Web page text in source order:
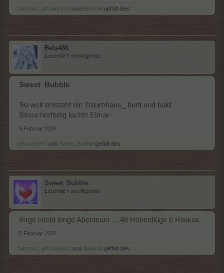
Tammoo giftzwerg-67 und Bela486 gefällt dies.
Bela486
Lebende Forenlegende
Sweet_Bubble
So weit entsteht ein Traumhaus_ bunt und bald
Besucherfertig lachte Elmar-
5 Februar 2026
giftzwerg-67 und Sweet_Bubble gefällt dies.
Sweet_Bubble
Lebende Forenlegende
Birgit erlebt lange Abenteuer ... 48 Höhenflüge 6 Risikos
5 Februar 2026
Tammoo giftzwerg-67 und Bela486 gefällt dies.